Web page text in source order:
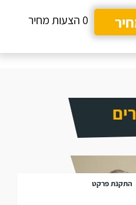
0 הצעות מחיר
התקנת פרקט